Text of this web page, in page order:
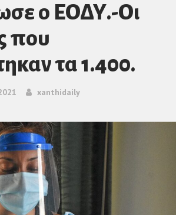
ο ΕΟΔΥ.-Οι
που
τα 1.400.
xanthidaily